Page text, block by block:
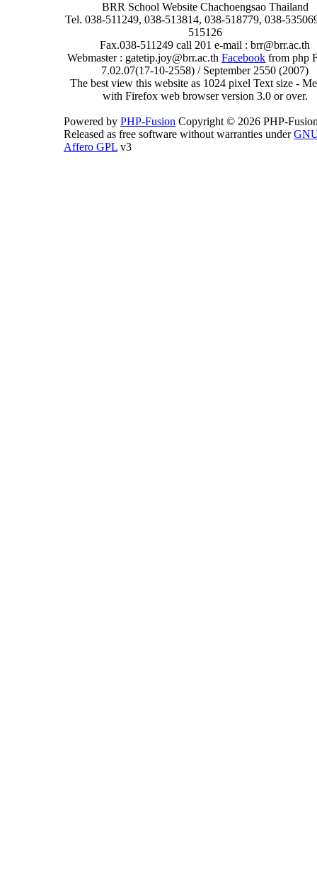
BRR School Website Chachoengsao Thailand
Tel. 038-511249, 038-513814, 038-518779, 038-
515126
Fax.038-511249 call 201 e-mail : brr@brr.ac.th
Webmaster : gatetip.joy@brr.ac.thFacebook from php
7.02.07(17-10-2558) / September 2550 (2007)
The best view this website as 1024 pixel Text size -
with Firefox web browser version 3.0 or over.
Powered by PHP-Fusion Copyright © 2026 PHP-
Released as free software without warranties under
Affero GPL v3